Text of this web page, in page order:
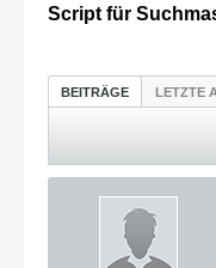
Script für
BEITRÄGE LETZTE